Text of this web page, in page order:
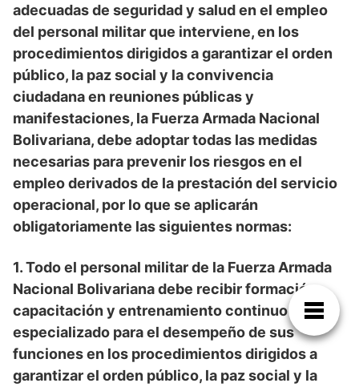
adecuadas de seguridad y salud en el empleo
del personal militar que interviene, en los
procedimientos dirigidos a garantizar el orden
público, la paz social y la convivencia
ciudadana en reuniones públicas y
manifestaciones, la Fuerza Armada Nacional
Bolivariana, debe adoptar todas las medidas
necesarias para prevenir los riesgos en el
empleo derivados de la prestación del servicio
operacional, por lo que se aplicarán
obligatoriamente las siguientes normas:
1. Todo el personal militar de la Fuerza Armada
Nacional Bolivariana debe recibir formación,
capacitación y entrenamiento continuo y
especializado para el desempeño de sus
funciones en los procedimientos dirigidos a
garantizar el orden público, la paz social y la